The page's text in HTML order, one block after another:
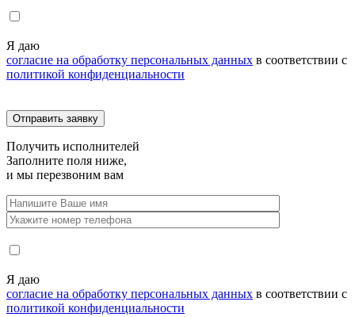
Я даю
согласие на обработку персональных данных в соответствии с
политикой конфиденциальности
Получить исполнителей
Заполните поля ниже,
и мы перезвоним вам
Я даю
согласие на обработку персональных данных в соответствии с
политикой конфиденциальности